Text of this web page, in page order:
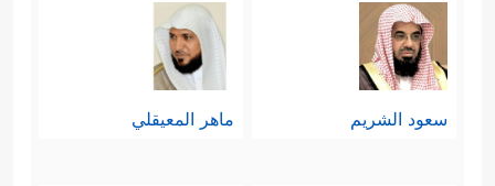
سعود الشريم ماهر المعيقلي